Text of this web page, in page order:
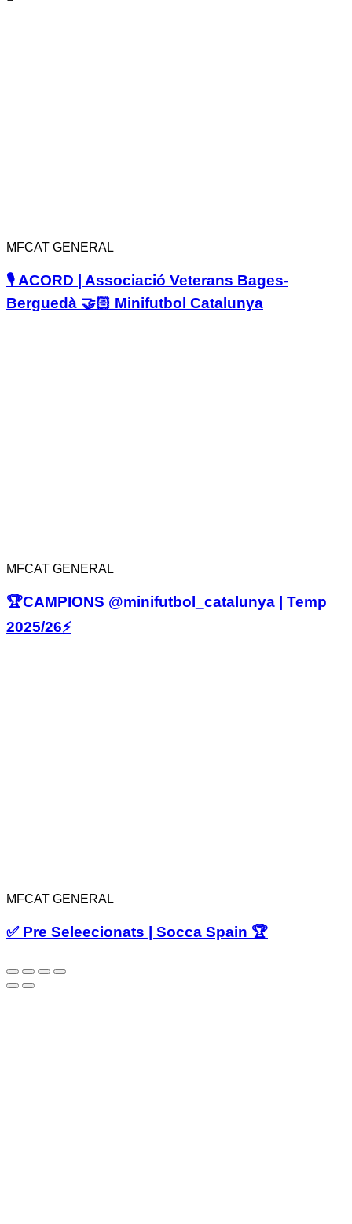
MFCAT GENERAL
🎙️ ACORD | Associació Veterans Bages-
Berguedà 🤝🏻 Minifutbol Catalunya
MFCAT GENERAL
🏆CAMPIONS @minifutbol_catalunya | Temp
2025/26⚡️
MFCAT GENERAL
✅ Pre Seleecionats | Socca Spain 🏆